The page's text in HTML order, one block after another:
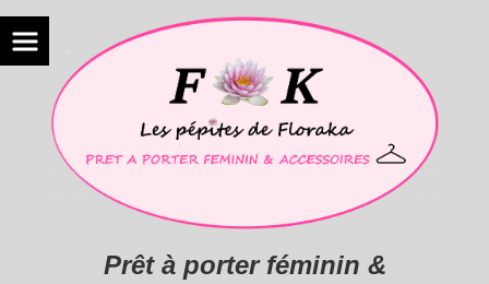
Prêt à porter féminin &